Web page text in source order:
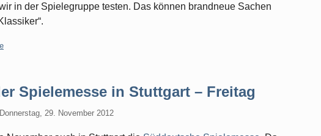
in der Spielegruppe testen. Das können brandneue Sachen
Spielemesse in Stuttgart – Freitag
Donnerstag, 29. November 2012